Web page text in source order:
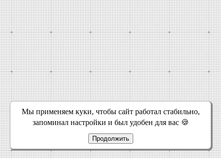
Мы применяем куки, чтобы сайт работал стабильно,
запоминал настройки и был удобен для вас 🍪
Продолжить